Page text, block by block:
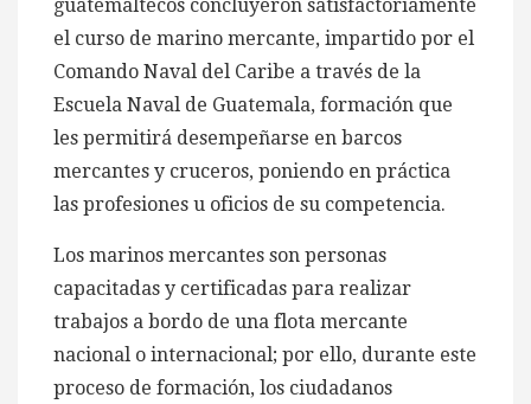
guatemaltecos concluyeron satisfactoriamente
el curso de marino mercante, impartido por el
Comando Naval del Caribe a través de la
Escuela Naval de Guatemala, formación que
les permitirá desempeñarse en barcos
mercantes y cruceros, poniendo en práctica
las profesiones u oficios de su competencia.
Los marinos mercantes son personas
capacitadas y certificadas para realizar
trabajos a bordo de una flota mercante
nacional o internacional; por ello, durante este
proceso de formación, los ciudadanos